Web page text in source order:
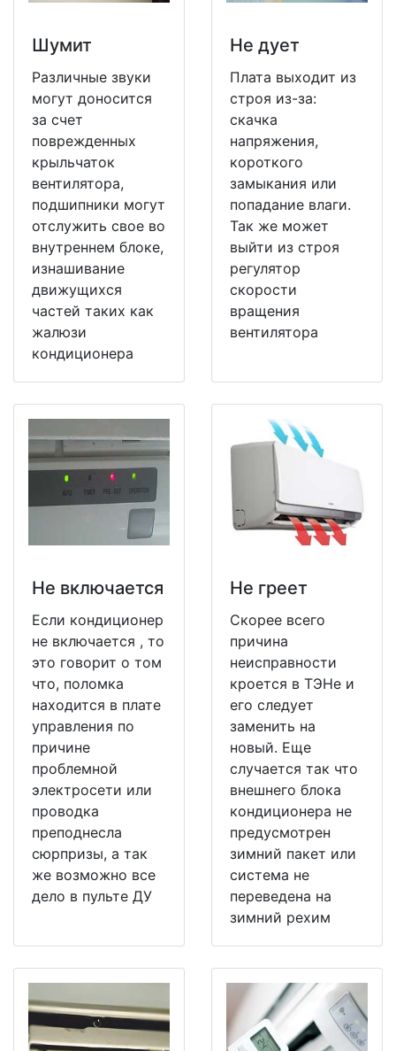
Шумит
Различные звуки
могут доносится
за счет
поврежденных
крыльчаток
вентилятора,
подшипники могут
отслужить свое во
внутреннем блоке,
изнашивание
движущихся
частей таких как
жалюзи
кондиционера
Не дует
Плата выходит из
строя из-за:
скачка
напряжения,
короткого
замыкания или
попадание влаги.
Так же может
выйти из строя
регулятор
скорости
вращения
вентилятора
Не включается
Если кондиционер
не включается , то
это говорит о том
что, поломка
находится в плате
управления по
причине
проблемной
электросети или
проводка
преподнесла
сюрпризы, а так
же возможно все
дело в пульте ДУ
Не греет
Скорее всего
причина
неисправности
кроется в ТЭНе и
его следует
заменить на
новый. Еще
случается так что
внешнего блока
кондиционера не
предусмотрен
зимний пакет или
система не
переведена на
зимний рехим